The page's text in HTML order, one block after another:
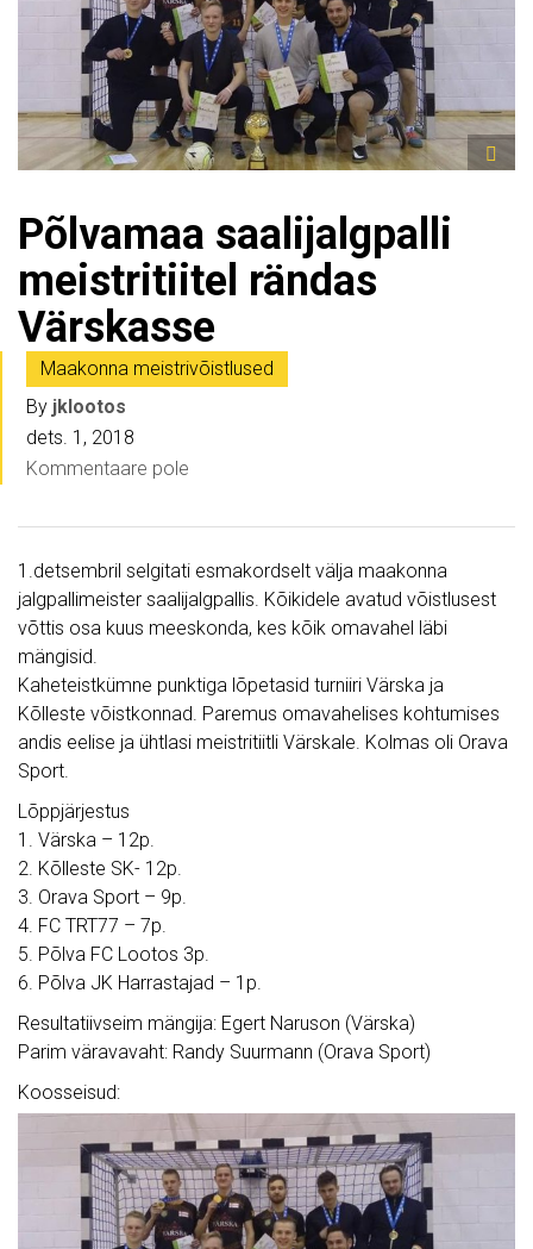
Põlvamaa saalijalgpalli
meistritiitel rändas
Värskasse
Maakonna meistrivõistlused
By jklootos
dets. 1, 2018
Kommentaare pole
1.detsembril selgitati esmakordselt välja maakonna
jalgpallimeister saalijalgpallis. Kõikidele avatud võistlusest
võttis osa kuus meeskonda, kes kõik omavahel läbi
mängisid.
Kaheteistkümne punktiga lõpetasid turniiri Värska ja
Kõlleste võistkonnad. Paremus omavahelises kohtumises
andis eelise ja ühtlasi meistritiitli Värskale. Kolmas oli Orava
Sport.
Lõppjärjestus
1. Värska – 12p.
2. Kõlleste SK- 12p.
3. Orava Sport – 9p.
4. FC TRT77 – 7p.
5. Põlva FC Lootos 3p.
6. Põlva JK Harrastajad – 1p.
Resultatiivseim mängija: Egert Naruson (Värska)
Parim väravavaht: Randy Suurmann (Orava Sport)
Koosseisud: